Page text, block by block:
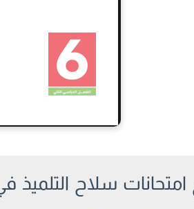
سلاح التلميذ في